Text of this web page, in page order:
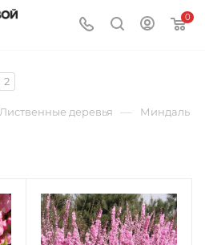
0
2
Лиственные деревья — Миндаль